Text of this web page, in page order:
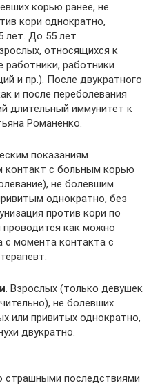
корью ранее, не
кори однократно,
лет. До 55 лет
относящихся к
работники, работники
и пр.). После двукратного
и после переболевания
длительный иммунитет к
Романенко.
показаниям
контакт с больным корью
не болевшим
однократно, без
против кори по
как можно
с момента контакта с
. Взрослых (только девушек
не болевших
или привитых однократно,
двукратно.
страшными последствиями